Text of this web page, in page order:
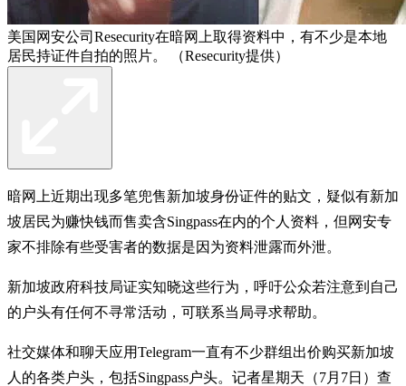
美国网安公司Resecurity在暗网上取得资料中，有不少是本地
居民持证件自拍的照片。 （Resecurity提供）
暗网上近期出现多笔兜售新加坡身份证件的贴文，疑似有新加
坡居民为赚快钱而售卖含Singpass在内的个人资料，但网安专
家不排除有些受害者的数据是因为资料泄露而外泄。
新加坡政府科技局证实知晓这些行为，呼吁公众若注意到自己
的户头有任何不寻常活动，可联系当局寻求帮助。
社交媒体和聊天应用Telegram一直有不少群组出价购买新加坡
人的各类户头，包括Singpass户头。记者星期天（7月7日）查